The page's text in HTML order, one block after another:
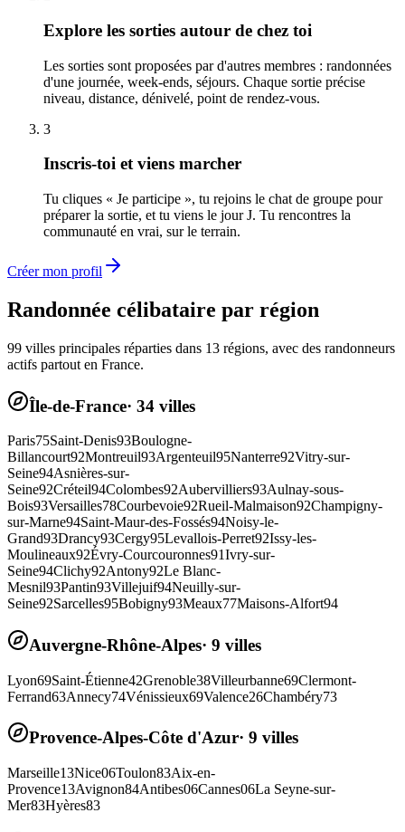
Explore les sorties autour de chez toi
Les sorties sont proposées par d'autres membres : randonnées
d'une journée, week-ends, séjours. Chaque sortie précise
niveau, distance, dénivelé, point de rendez-vous.
3
Inscris-toi et viens marcher
Tu cliques « Je participe », tu rejoins le chat de groupe pour
préparer la sortie, et tu viens le jour J. Tu rencontres la
communauté en vrai, sur le terrain.
Créer mon profil
Randonnée célibataire par région
99 villes principales réparties dans 13 régions, avec des randonneurs
actifs partout en France.
Île-de-France· 34 villes
Paris75Saint-Denis93Boulogne-
Billancourt92Montreuil93Argenteuil95Nanterre92Vitry-sur-
Seine94Asnières-sur-
Seine92Créteil94Colombes92Aubervilliers93Aulnay-sous-
Bois93Versailles78Courbevoie92Rueil-Malmaison92Champigny-
sur-Marne94Saint-Maur-des-Fossés94Noisy-le-
Grand93Drancy93Cergy95Levallois-Perret92Issy-les-
Moulineaux92Évry-Courcouronnes91Ivry-sur-
Seine94Clichy92Antony92Le Blanc-
Mesnil93Pantin93Villejuif94Neuilly-sur-
Seine92Sarcelles95Bobigny93Meaux77Maisons-Alfort94
Auvergne-Rhône-Alpes· 9 villes
Lyon69Saint-Étienne42Grenoble38Villeurbanne69Clermont-
Ferrand63Annecy74Vénissieux69Valence26Chambéry73
Provence-Alpes-Côte d'Azur· 9 villes
Marseille13Nice06Toulon83Aix-en-
Provence13Avignon84Antibes06Cannes06La Seyne-sur-
Mer83Hyères83